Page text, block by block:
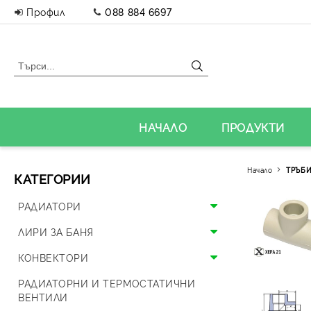
Профил 088 884 6697
НАЧАЛО ПРОДУКТИ
КАТЕГОРИИ
РАДИАТОРИ
Алуминиеви радиатори
Панелни радиатори
Аксесоари за радиатори
Дизайнерски радиатори
ЛИРИ ЗА БАНЯ
Алуминиеви лири
Стоманени лири
КОНВЕКТОРИ
Подови конвектори
РАДИАТОРНИ И ТЕРМОСТАТИЧНИ
ВЕНТИЛИ
Начало